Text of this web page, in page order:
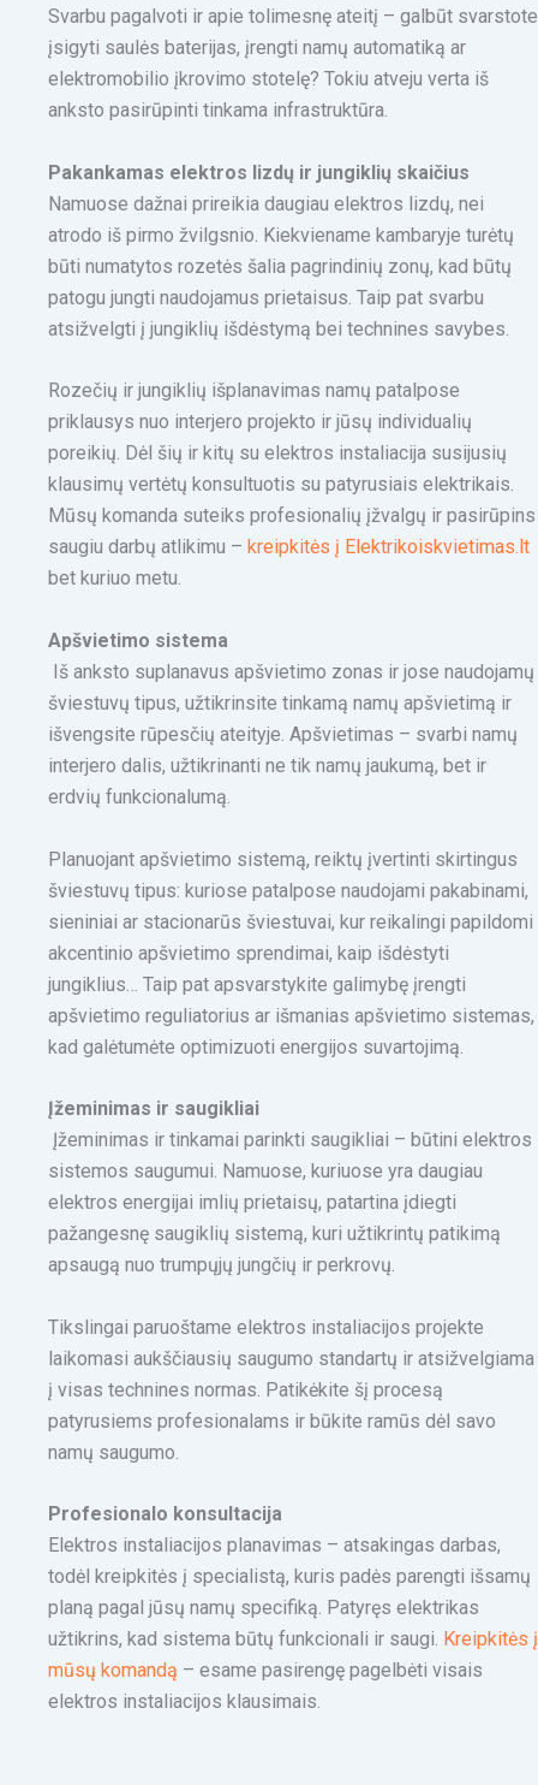
Svarbu pagalvoti ir apie tolimesnę ateitį – galbūt svarstote
įsigyti saulės baterijas, įrengti namų automatiką ar
elektromobilio įkrovimo stotelę? Tokiu atveju verta iš
anksto pasirūpinti tinkama infrastruktūra.
Pakankamas elektros lizdų ir jungiklių skaičius
Namuose dažnai prireikia daugiau elektros lizdų, nei
atrodo iš pirmo žvilgsnio. Kiekviename kambaryje turėtų
būti numatytos rozetės šalia pagrindinių zonų, kad būtų
patogu jungti naudojamus prietaisus. Taip pat svarbu
atsižvelgti į jungiklių išdėstymą bei technines savybes.
Rozečių ir jungiklių išplanavimas namų patalpose
priklausys nuo interjero projekto ir jūsų individualių
poreikių. Dėl šių ir kitų su elektros instaliacija susijusių
klausimų vertėtų konsultuotis su patyrusiais elektrikais.
Mūsų komanda suteiks profesionalių įžvalgų ir pasirūpins
saugiu darbų atlikimu – kreipkitės į Elektrikoiskvietimas.lt
bet kuriuo metu.
Apšvietimo sistema
Iš anksto suplanavus apšvietimo zonas ir jose naudojamų
šviestuvų tipus, užtikrinsite tinkamą namų apšvietimą ir
išvengsite rūpesčių ateityje. Apšvietimas – svarbi namų
interjero dalis, užtikrinanti ne tik namų jaukumą, bet ir
erdvių funkcionalumą.
Planuojant apšvietimo sistemą, reiktų įvertinti skirtingus
šviestuvų tipus: kuriose patalpose naudojami pakabinami,
sieniniai ar stacionarūs šviestuvai, kur reikalingi papildomi
akcentinio apšvietimo sprendimai, kaip išdėstyti
jungiklius… Taip pat apsvarstykite galimybę įrengti
apšvietimo reguliatorius ar išmanias apšvietimo sistemas,
kad galėtumėte optimizuoti energijos suvartojimą.
Įžeminimas ir saugikliai
Įžeminimas ir tinkamai parinkti saugikliai – būtini elektros
sistemos saugumui. Namuose, kuriuose yra daugiau
elektros energijai imlių prietaisų, patartina įdiegti
pažangesnę saugiklių sistemą, kuri užtikrintų patikimą
apsaugą nuo trumpųjų jungčių ir perkrovų.
Tikslingai paruoštame elektros instaliacijos projekte
laikomasi aukščiausių saugumo standartų ir atsižvelgiama
į visas technines normas. Patikėkite šį procesą
patyrusiems profesionalams ir būkite ramūs dėl savo
namų saugumo.
Profesionalo konsultacija
Elektros instaliacijos planavimas – atsakingas darbas,
todėl kreipkitės į specialistą, kuris padės parengti išsamų
planą pagal jūsų namų specifiką. Patyręs elektrikas
užtikrins, kad sistema būtų funkcionali ir saugi. Kreipkitės į
mūsų komandą – esame pasirengę pagelbėti visais
elektros instaliacijos klausimais.